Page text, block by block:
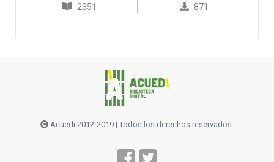
2351 871
Acuedi 2012-2019 | Todos los derechos reservados.